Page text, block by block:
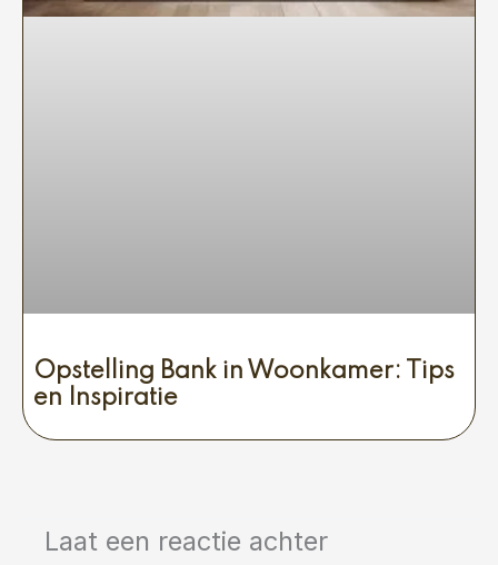
Opstelling Bank in Woonkamer: Tips
en Inspiratie
Laat een reactie achter